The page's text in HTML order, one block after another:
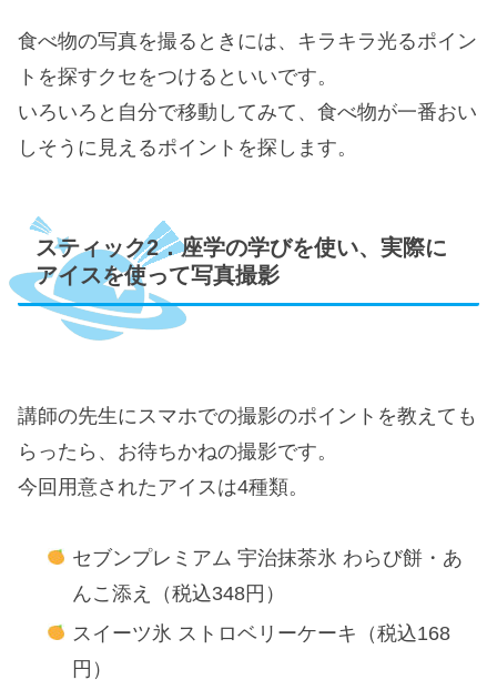
食べ物の写真を撮るときには、キラキラ光るポイン
トを探すクセをつけるといいです。
いろいろと自分で移動してみて、食べ物が一番おい
しそうに見えるポイントを探します。
スティック2．座学の学びを使い、実際に
アイスを使って写真撮影
講師の先生にスマホでの撮影のポイントを教えても
らったら、お待ちかねの撮影です。
今回用意されたアイスは4種類。
セブンプレミアム 宇治抹茶氷 わらび餅・あ
んこ添え（税込348円）
スイーツ氷 ストロベリーケーキ（税込168
円）